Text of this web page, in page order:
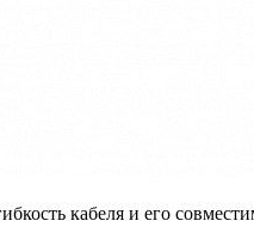
кабеля и его